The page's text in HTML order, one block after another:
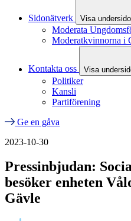
Sidonätverk Visa
Moderata
Moderatkvinnorna i
Kontakta oss Visa
Politiker
Kansli
Partiförening
Ge en gåva
2023-10-30
Pressinbjudan:
besöker enheten
Gävle